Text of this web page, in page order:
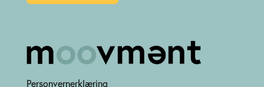
Personvernerklæring